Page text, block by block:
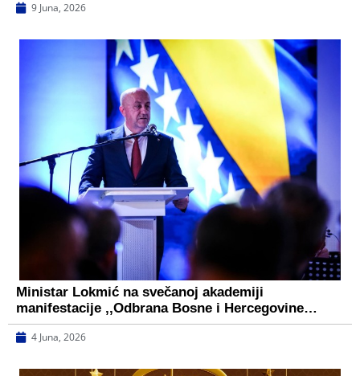
9 Juna, 2026
Ministar Lokmić na svečanoj akademiji
manifestacije ,,Odbrana Bosne i Hercegovine…
4 Juna, 2026